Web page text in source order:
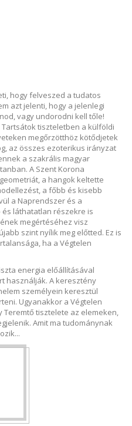
hogy felveszed a tudatos
azt jelenti, hogy a jelenlegi
vagy undorodni kell tőle!
tiszteletben a külföldi
megőrzötthöz kötődjetek
az összes ezoterikus irányzat
a szakrális magyar
A Szent Korona
a hangok keltette
a főbb és kisebb
a Naprendszer és a
láthatatlan részekre is
megértéséhez visz
szint nyílik meg előtted. Ez is
ha a Végtelen
energia előállításával
használják. A keresztény
személyein keresztül
Ugyanakkor a Végtelen
Teremtő tisztelete az elemeken,
Amit ma tudománynak